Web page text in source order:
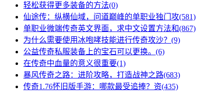
轻松获得更多装备的方法(0)
仙途传：纵横仙域，问道巅峰的单职业独门攻(581)
单职业微端传奇英文界面，求中文设置方法和(867)
为什么需要使用冰咆哮技能进行传奇攻沙？(9)
公益传奇私服装备上的宝石可以更换。(6)
在传奇中血量的意义很重要(1)
暴风传奇之路：进阶攻略，打造战神之路(683)
传奇1.76怀旧版手游：哪款最受追捧？资(435)